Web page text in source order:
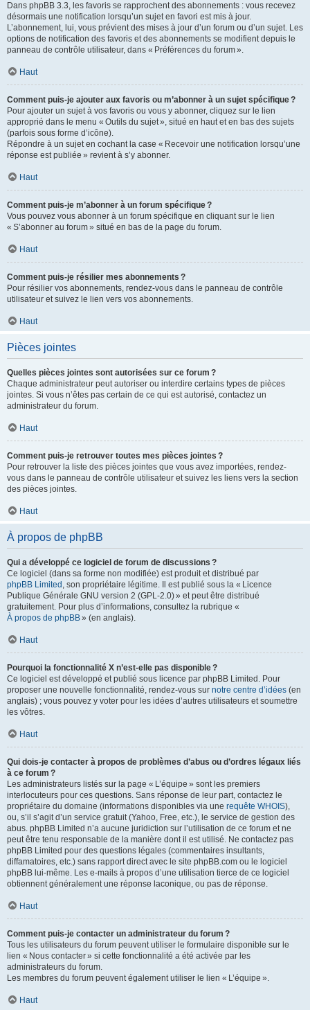
Dans phpBB 3.3, les favoris se rapprochent des abonnements : vous recevez
désormais une notification lorsqu’un sujet en favori est mis à jour.
L’abonnement, lui, vous prévient des mises à jour d’un forum ou d’un sujet. Les
options de notification des favoris et des abonnements se modifient depuis le
panneau de contrôle utilisateur, dans « Préférences du forum ».
Haut
Comment puis-je ajouter aux favoris ou m’abonner à un sujet spécifique ?
Pour ajouter un sujet à vos favoris ou vous y abonner, cliquez sur le lien
approprié dans le menu « Outils du sujet », situé en haut et en bas des sujets
(parfois sous forme d’icône).
Répondre à un sujet en cochant la case « Recevoir une notification lorsqu’une
réponse est publiée » revient à s’y abonner.
Haut
Comment puis-je m’abonner à un forum spécifique ?
Vous pouvez vous abonner à un forum spécifique en cliquant sur le lien
« S’abonner au forum » situé en bas de la page du forum.
Haut
Comment puis-je résilier mes abonnements ?
Pour résilier vos abonnements, rendez-vous dans le panneau de contrôle
utilisateur et suivez le lien vers vos abonnements.
Haut
Pièces jointes
Quelles pièces jointes sont autorisées sur ce forum ?
Chaque administrateur peut autoriser ou interdire certains types de pièces
jointes. Si vous n’êtes pas certain de ce qui est autorisé, contactez un
administrateur du forum.
Haut
Comment puis-je retrouver toutes mes pièces jointes ?
Pour retrouver la liste des pièces jointes que vous avez importées, rendez-
vous dans le panneau de contrôle utilisateur et suivez les liens vers la section
des pièces jointes.
Haut
À propos de phpBB
Qui a développé ce logiciel de forum de discussions ?
Ce logiciel (dans sa forme non modifiée) est produit et distribué par
phpBB Limited , son propriétaire légitime. Il est publié sous la « Licence
Publique Générale GNU version 2 (GPL-2.0) » et peut être distribué
gratuitement. Pour plus d’informations, consultez la rubrique «
À propos de phpBB» (en anglais).
Haut
Pourquoi la fonctionnalité X n’est-elle pas disponible ?
Ce logiciel est développé et publié sous licence par phpBB Limited. Pour
proposer une nouvelle fonctionnalité, rendez-vous sur notre centre d’idées (en
anglais) ; vous pouvez y voter pour les idées d’autres utilisateurs et soumettre
les vôtres.
Haut
Qui dois-je contacter à propos de problèmes d’abus ou d’ordres légaux liés
à ce forum ?
Les administrateurs listés sur la page « L’équipe » sont les premiers
interlocuteurs pour ces questions. Sans réponse de leur part, contactez le
propriétaire du domaine (informations disponibles via une requête WHOIS),
ou, s’il s’agit d’un service gratuit (Yahoo, Free, etc.), le service de gestion des
abus. phpBB Limited n’a aucune juridiction sur l’utilisation de ce forum et ne
peut être tenu responsable de la manière dont il est utilisé. Ne contactez pas
phpBB Limited pour des questions légales (commentaires insultants,
diffamatoires, etc.) sans rapport direct avec le site phpBB.com ou le logiciel
phpBB lui-même. Les e-mails à propos d’une utilisation tierce de ce logiciel
obtiennent généralement une réponse laconique, ou pas de réponse.
Haut
Comment puis-je contacter un administrateur du forum ?
Tous les utilisateurs du forum peuvent utiliser le formulaire disponible sur le
lien « Nous contacter » si cette fonctionnalité a été activée par les
administrateurs du forum.
Les membres du forum peuvent également utiliser le lien « L’équipe ».
Haut